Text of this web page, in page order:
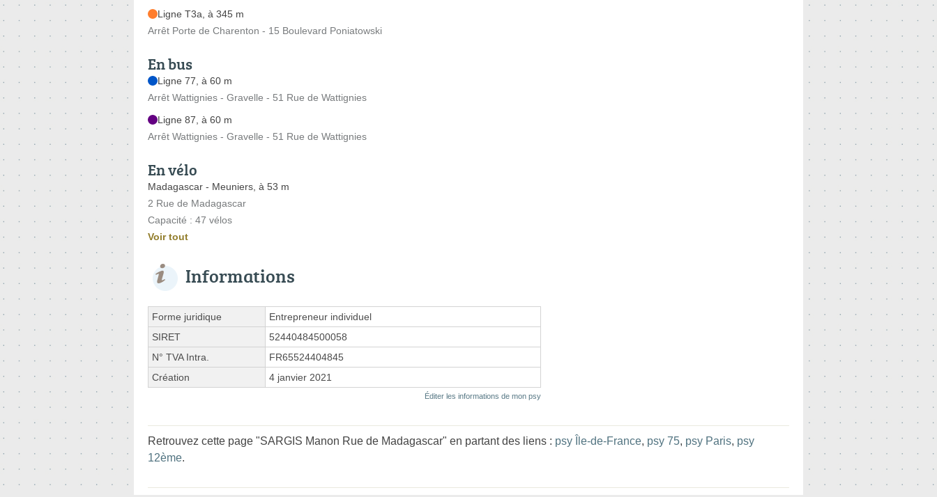
Ligne T3a, à 345 m
Arrêt Porte de Charenton - 15 Boulevard Poniatowski
En bus
Ligne 77, à 60 m
Arrêt Wattignies - Gravelle - 51 Rue de Wattignies
Ligne 87, à 60 m
Arrêt Wattignies - Gravelle - 51 Rue de Wattignies
En vélo
Madagascar - Meuniers, à 53 m
2 Rue de Madagascar
Capacité : 47 vélos
Voir tout
Informations
Forme juridique
Entrepreneur individuel
SIRET
52440484500058
N° TVA Intra.
FR65524404845
Création
4 janvier 2021
Éditer les informations de mon psy
Retrouvez cette page "SARGIS Manon Rue de Madagascar" en partant des liens : psy Île-de-France, psy 75, psy Paris, psy
12ème.